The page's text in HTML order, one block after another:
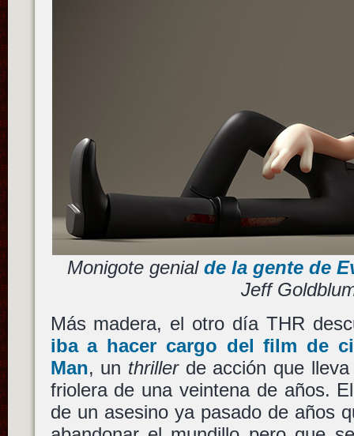
Monigote genialde la gente de
Jeff
Más madera, el otro día THR
iba a hacer cargo del film de
Man, un thrillerde acción que lleva
friolera de una veintena de años.
de un asesino ya pasado de años